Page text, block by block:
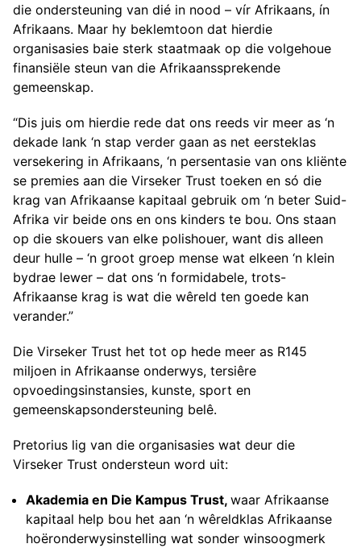
die ondersteuning van dié in nood – vír Afrikaans, ín
Afrikaans. Maar hy beklemtoon dat hierdie
organisasies baie sterk staatmaak op die volgehoue
finansiële steun van die Afrikaanssprekende
gemeenskap.
“Dis juis om hierdie rede dat ons reeds vir meer as ‘n
dekade lank ‘n stap verder gaan as net eersteklas
versekering in Afrikaans, ‘n persentasie van ons kliënte
se premies aan die Virseker Trust toeken en só die
krag van Afrikaanse kapitaal gebruik om ‘n beter Suid-
Afrika vir beide ons en ons kinders te bou. Ons staan
op die skouers van elke polishouer, want dis alleen
deur hulle – ‘n groot groep mense wat elkeen ‘n klein
bydrae lewer – dat ons ‘n formidabele, trots-
Afrikaanse krag is wat die wêreld ten goede kan
verander.”
Die Virseker Trust het tot op hede meer as R145
miljoen in Afrikaanse onderwys, tersiêre
opvoedingsinstansies, kunste, sport en
gemeenskapsondersteuning belê.
Pretorius lig van die organisasies wat deur die
Virseker Trust ondersteun word uit:
Akademia en Die Kampus Trust, waar Afrikaanse
kapitaal help bou het aan ‘n wêreldklas Afrikaanse
hoëronderwysinstelling wat sonder winsoogmerk